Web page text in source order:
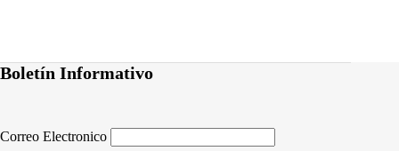
Boletín Informativo
Correo Electronico